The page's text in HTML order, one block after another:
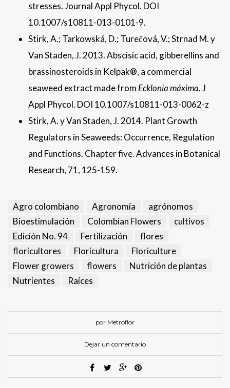
stresses. Journal Appl Phycol. DOI
10.1007/s10811-013-0101-9.
Stirk, A.; Tarkowská, D.; Turečová, V.; Strnad M. y
Van Staden, J. 2013. Abscisic acid, gibberellins and
brassinosteroids in Kelpak®, a commercial
seaweed extract made fromEcklonia máxima. J
Appl Phycol. DOI 10.1007/s10811-013-0062-z
Stirk, A. y Van Staden, J. 2014. Plant Growth
Regulators in Seaweeds: Occurrence, Regulation
and Functions. Chapter five. Advances in Botanical
Research, 71, 125-159.
Agro colombiano Agronomía
agrónomos
Bioestimulación
Colombian Flowers
cultivos
Edición No. 94
Fertilización
flores
floricultores
Floricultura
Floriculture
Flower growers
flowers
Nutrición de plantas
Nutrientes
Raíces
por Metroflor
Dejar un comentario